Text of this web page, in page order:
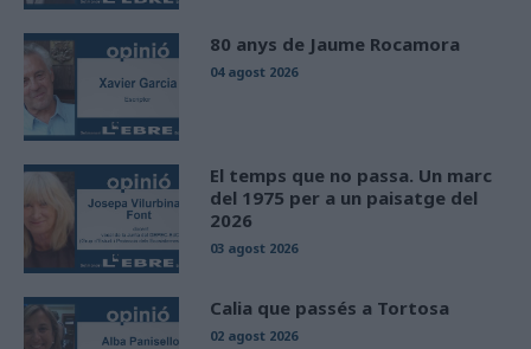
80 anys de Jaume Rocamora
04 agost 2026
El temps que no passa. Un marc
del 1975 per a un paisatge del
2026
03 agost 2026
Calia que passés a Tortosa
02 agost 2026